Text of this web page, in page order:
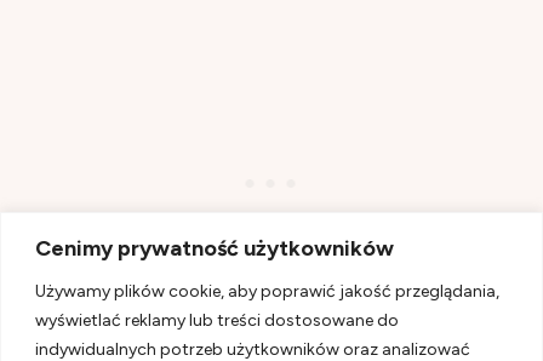
Cenimy prywatność użytkowników
Używamy plików cookie, aby poprawić jakość przeglądania,
wyświetlać reklamy lub treści dostosowane do
indywidualnych potrzeb użytkowników oraz analizować